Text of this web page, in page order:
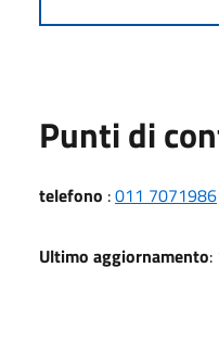
Punti di
telefono :011 7071986
Ultimo aggiornamento: